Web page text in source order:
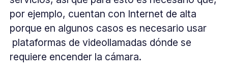
por ejemplo, cuentan con Internet de alta
porque en algunos casos es necesario usar
plataformas de videollamadas dónde se
requiere encender la cámara.